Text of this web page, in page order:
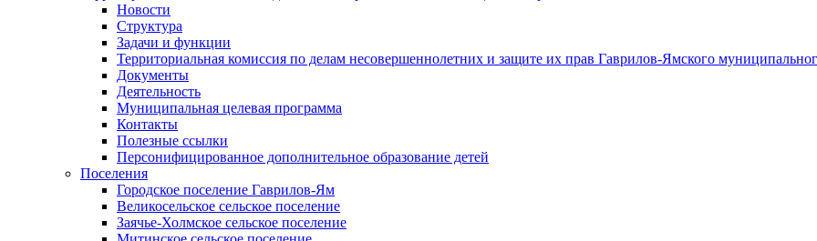
Новости
Структура
Задачи и функции
Территориальная комиссия по делам несовершеннолетних и защите их прав Гаврилов-Ямского
Документы
Деятельность
Муниципальная целевая программа
Контакты
Полезные ссылки
Персонифицированное дополнительное образование детей
Поселения
Городское поселение Гаврилов-Ям
Великосельское сельское поселение
Заячье-Холмское сельское поселение